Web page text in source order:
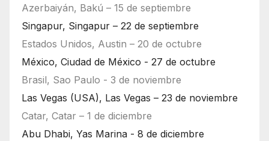
Azerbaiyán, Bakú – 15 de septiembre
Singapur, Singapur – 22 de septiembre
Estados Unidos, Austin – 20 de octubre
México, Ciudad de México - 27 de octubre
Brasil, Sao Paulo - 3 de noviembre
Las Vegas (USA), Las Vegas – 23 de noviembre
Catar, Catar – 1 de diciembre
Abu Dhabi, Yas Marina - 8 de diciembre